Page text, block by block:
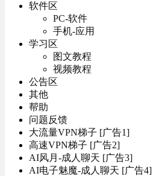
软件区
PC-软件
手机-应用
学习区
图文教程
视频教程
公告区
其他
帮助
问题反馈
大流量VPN梯子 [广告1]
高速VPN梯子 [广告2]
AI风月-成人聊天 [广告3]
AI电子魅魔-成人聊天 [广告4]